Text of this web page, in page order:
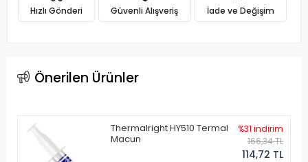
Hızlı Gönderi Güvenli Alışveriş İade ve Değişim
Önerilen Ürünler
Thermalright HY510 Termal
Macun
%31 indirim
166,34 TL
114,72 TL